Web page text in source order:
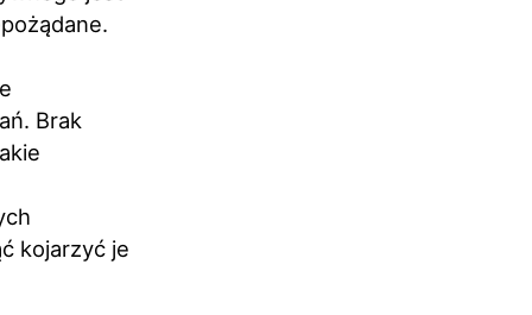
Brak
kojarzyć je